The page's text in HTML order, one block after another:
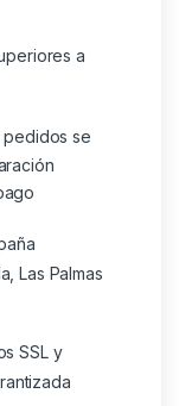
a
se
Las Palmas
SSL y